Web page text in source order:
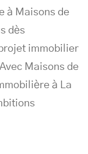
à Maisons de
dès
immobilier
Maisons de
à La